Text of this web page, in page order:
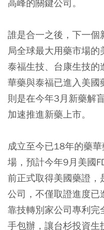
高峰的關鍵公司。
誰是合一之後，下一
局全球最大用藥市場的
泰福生技、台康生技
華藥與泰福已進入美國
則是在今年3月新藥解
加速推進新藥上市。
成立至今已18年的藥
場，預計今年9月美國
前正式取得美國藥證
公司，不僅取證進度已
靠技轉別家公司專利完
手包辦，讓台杉投資生